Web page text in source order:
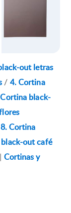
out letras
/ 4. Cortina
black-
8. Cortina
out café
Cortinas y